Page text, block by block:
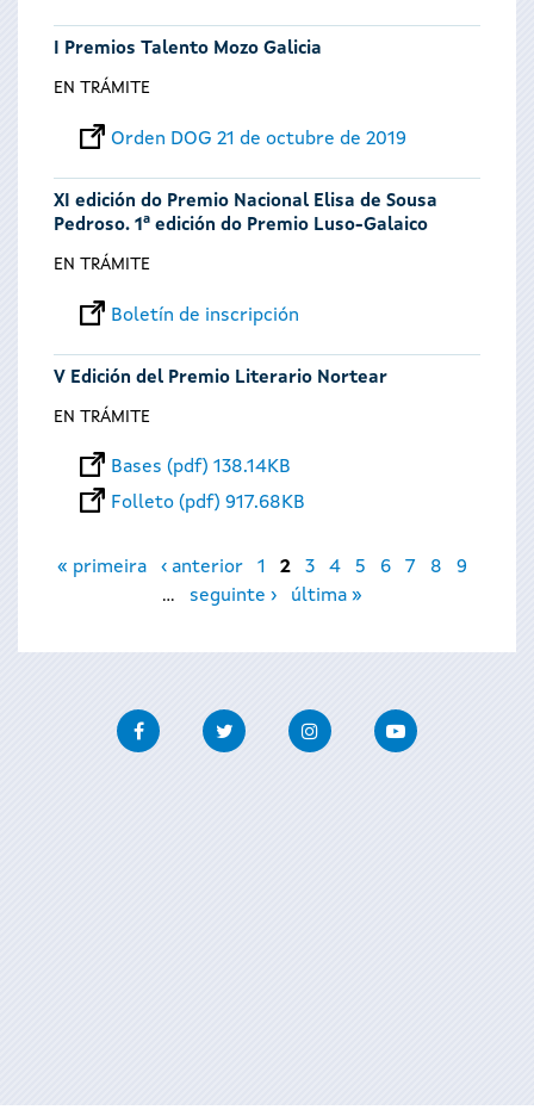
I Premios Talento Mozo Galicia
EN TRÁMITE
Orden DOG 21 de octubre de 2019
XI edición do Premio Nacional Elisa de Sousa
Pedroso. 1ª edición do Premio Luso-Galaico
EN TRÁMITE
Boletín de inscripción
V Edición del Premio Literario Nortear
EN TRÁMITE
Bases (pdf) 138.14KB
Folleto (pdf) 917.68KB
Páginas
« primeira ‹ anterior 1 2 3 4 5 6 7 8
9
…
seguinte › última »
FacebookTwitter InstagramYoutube